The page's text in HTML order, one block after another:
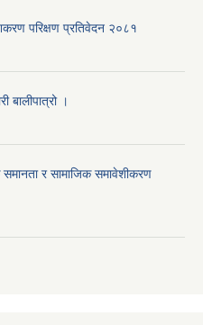
परिक्षण प्रतिवेदन २०८१
बालीपात्रो ।
समानता र सामाजिक समावेशीकरण